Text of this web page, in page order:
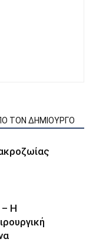
ΤΟΝ ΔΗΜΙΟΥΡΓΟ
Η